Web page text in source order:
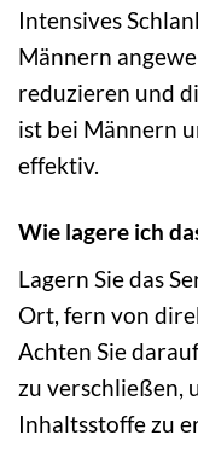
Intensives
Männern
reduzieren und
ist bei Männern
effektiv.
Wie lagere ich
Lagern Sie das
Ort, fern von
Achten Sie
zu verschließen,
Inhaltsstoffe zu